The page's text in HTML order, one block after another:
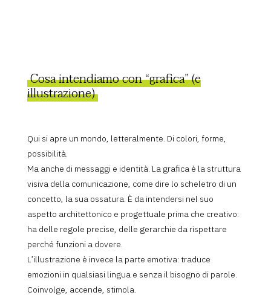
Cosa intendiamo con “grafica” (e
illustrazione)
Qui si apre un mondo, letteralmente. Di colori, forme,
possibilità.
Ma anche di messaggi e identità. La grafica è la struttura
visiva della comunicazione, come dire lo scheletro di un
concetto, la sua ossatura. È da intendersi nel suo
aspetto architettonico e progettuale prima che creativo:
ha delle regole precise, delle gerarchie da rispettare
perché funzioni a dovere.
L’illustrazione è invece la parte emotiva: traduce
emozioni in qualsiasi lingua e senza il bisogno di parole.
Coinvolge, accende, stimola.